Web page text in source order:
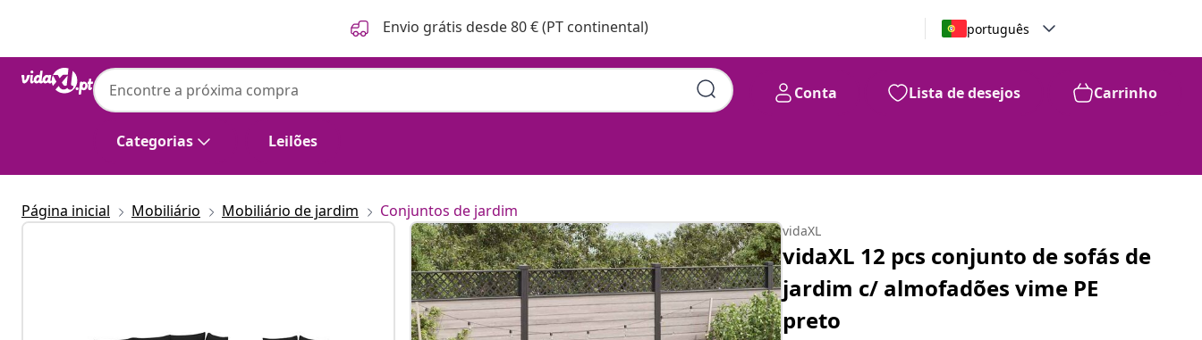
Envio grátis desde 80 € (PT continental) português
Categorias Leilões
Conta Lista de desejos Carrinho
Página inicial Mobiliário Mobiliário de jardim Conjuntos de jardim
vidaXL
vidaXL 12 pcs conjunto de sofás de
jardim c/ almofadões vime PE
preto